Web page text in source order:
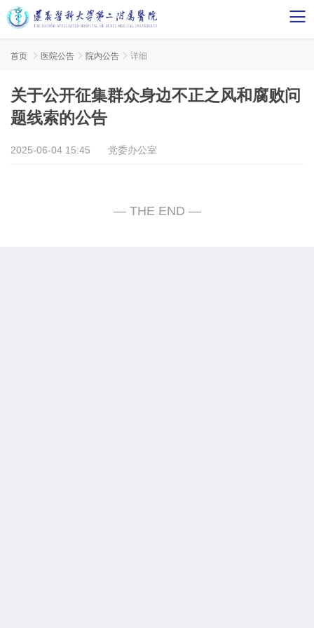
首页  医院公告  院内公告  详细
关于公开征集群众身边不正之风和腐败问
题线索的公告
2025-06-04 15:45 党委办公室